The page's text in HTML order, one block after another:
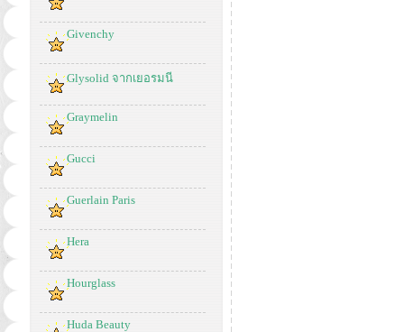
Givenchy
Glysolid จากเยอรมนี
Graymelin
Gucci
Guerlain Paris
Hera
Hourglass
Huda Beauty